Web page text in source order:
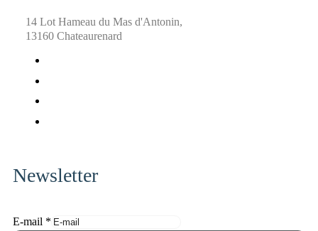
14 Lot Hameau du Mas d'Antonin,
13160 Chateaurenard
Newsletter
S
E-mail *